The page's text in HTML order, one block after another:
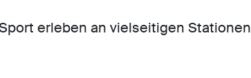
erleben an vielseitigen Stationen